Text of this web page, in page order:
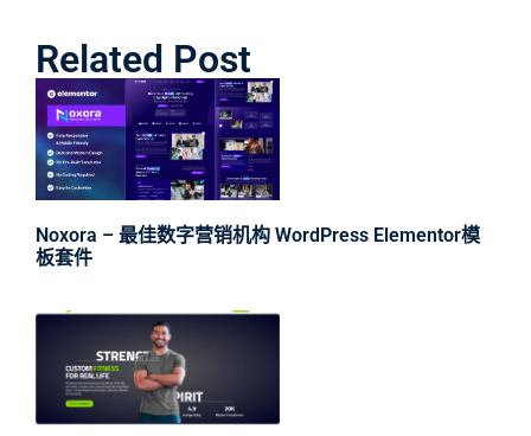
Related Post
Noxora – 最佳数字营销机构 WordPress Elementor模
板套件